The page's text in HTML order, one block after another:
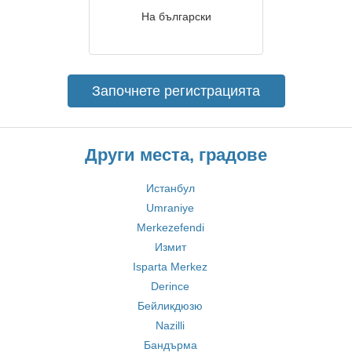
На български
Започнете регистрацията
Други места, градове
Истанбул
Umraniye
Merkezefendi
Измит
Isparta Merkez
Derince
Бейликдюзю
Nazilli
Бандърма